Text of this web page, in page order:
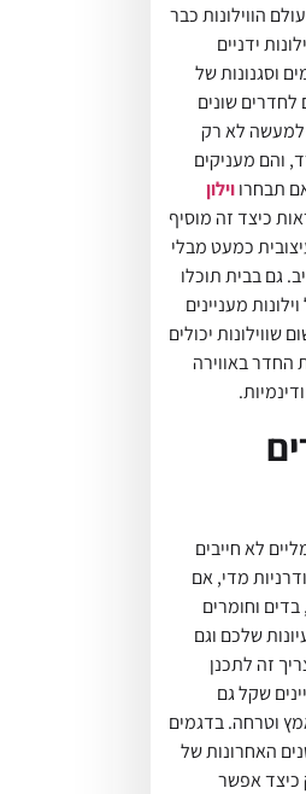
הווילונות כבר
ידניים
וסגנונות של
לחדרים שונים
למעשה לא רק
והם מעניקים
אם תבחרווילון
כיצד זה מוסיף
כמעט מבלי
גם בבית תוכלו
מעניינים
יכולים
החדר באווירה
לא חייבים
מדי, אם
וחומרים
שלכם וגם
זה לתכנן
שקל גם
וטרחה. בדגמים
האחרונות של
כיצד אפשר